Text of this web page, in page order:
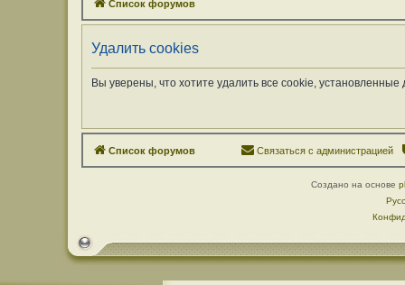
Список форумов
Удалить cookies
Вы уверены, что хотите удалить все cookie,
Список форумов Связаться с администрацией
Создано на основе